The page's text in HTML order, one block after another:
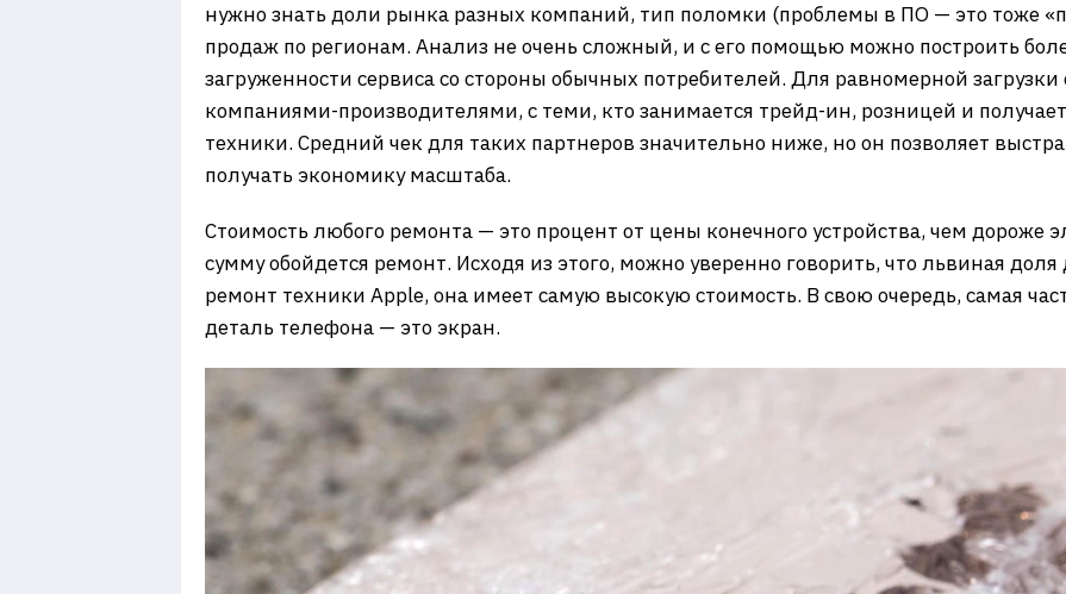
нужно знать доли рынка разных компаний, тип поломки (проблемы в ПО — это тоже
продаж по регионам. Анализ не очень сложный, и с его помощью можно построить
загруженности сервиса со стороны обычных потребителей. Для равномерной
компаниями-производителями, с теми, кто занимается трейд-ин, розницей и
техники. Средний чек для таких партнеров значительно ниже, но он позволяет
получать экономику масштаба.
Стоимость любого ремонта — это процент от цены конечного устройства, чем дороже
сумму обойдется ремонт. Исходя из этого, можно уверенно говорить, что львиная
ремонт техники Apple, она имеет самую высокую стоимость. В свою очередь, самая
деталь телефона — это экран.